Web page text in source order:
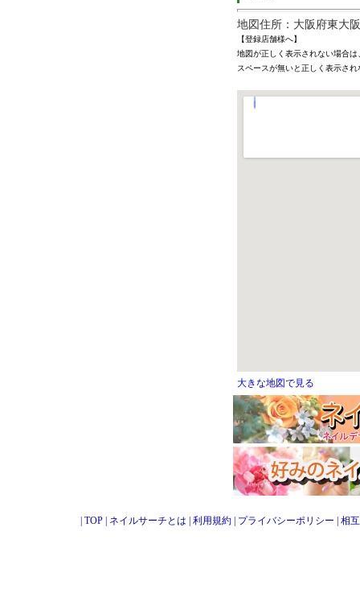
地図住所：大阪府東大
【登録店舗様へ】
地図が正しく表示されない場合
スペースが無いと正しく表示さ
大きな地図で見る
TOP ネイルサーチとは 利用規約 プライバシーポリシー 相